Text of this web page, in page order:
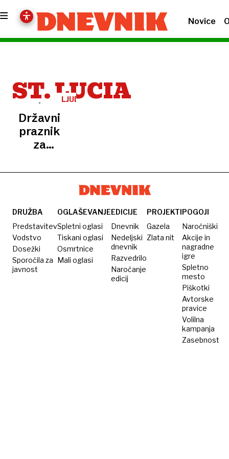
Novice
ST. LUCIA
LJUDJE
Državni
praznik
za
prvakinjo
DRUŽBA
Predstavitev
Vodstvo
Dosežki
Sporočila za
javnost
OGLAŠEVANJE
Spletni oglasi
Tiskani oglasi
Osmrtnice
Mali oglasi
EDICIJE
Dnevnik
Nedeljski
dnevnik
Razvedrilo
Naročanje
edicij
PROJEKTI
Gazela
Zlata nit
POGOJI
Naročniški
Akcije in
nagradne
igre
Spletno
mesto
Piškotki
Avtorske
pravice
Volilna
kampanja
Zasebnost